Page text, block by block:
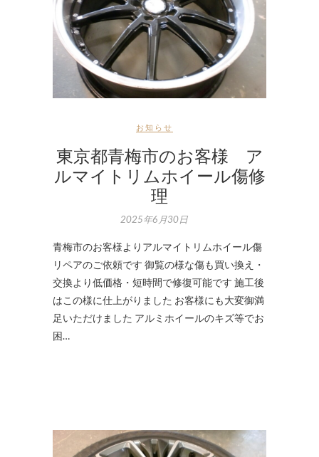
お知らせ
東京都青梅市のお客様 ア
ルマイトリムホイール傷修
理
2025年6月30日
青梅市のお客様よりアルマイトリムホイール傷
リペアのご依頼です 御覧の様な傷も買い換え・
交換より低価格・短時間で修復可能です 施工後
はこの様に仕上がりました お客様にも大変御満
足いただけました アルミホイールのキズ等でお
困…